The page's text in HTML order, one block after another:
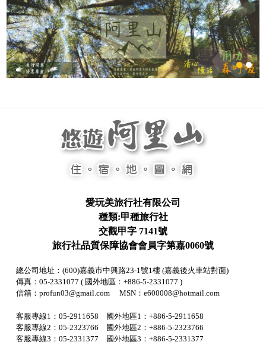
愛玩美旅行社有限公司
種類:甲種旅行社
交觀甲字 7141號
旅行社品質保障協會會員字第嘉0060號
總公司地址：(600)嘉義市中興路23-1號1樓 (嘉義後火車站對面)
傳真：05-2331077 ( 國外地區：+886-5-2331077 )
信箱：profun03@gmail.com MSN：e600008@hotmail.com
客服專線1：05-2911658 國外地區1：+886-5-2911658
客服專線2：05-2323766 國外地區2：+886-5-2323766
客服專線3：05-2331377 國外地區3：+886-5-2331377